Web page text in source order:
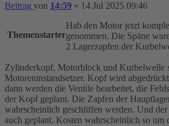
Beitrag von 14:59 » 14 Jul 2025 09:46
Themenstarter
Hab den Motor jetzt
genommen. Die Späne
2 Lagerzapfen der
Zylinderkopf, Motorblock und Kurbelwelle
Motoreninstandsetzer. Kopf wird
dann werden die Ventile bearbeitet, die
der Kopf geplant. Die Zapfen der
wahrscheinlich geschliffen werden. Und
auch geplant. Kosten wahrscheinlich so um